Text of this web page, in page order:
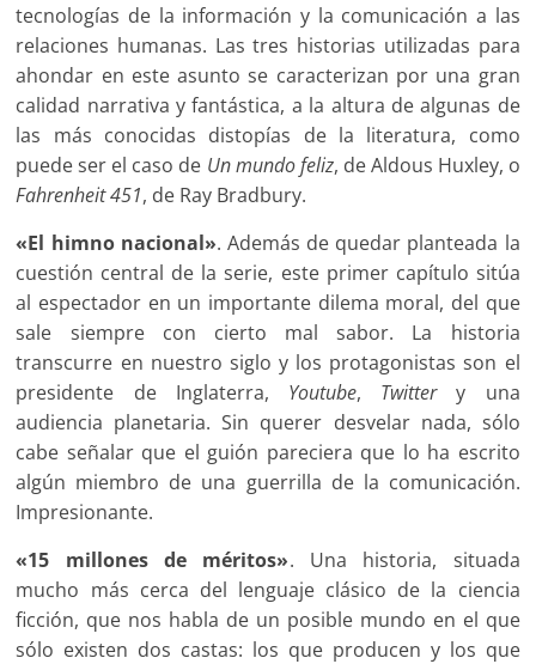
tecnologías de la información y la comunicación a las
relaciones humanas. Las tres historias utilizadas para
ahondar en este asunto se caracterizan por una gran
calidad narrativa y fantástica, a la altura de algunas de
las más conocidas distopías de la literatura, como
puede ser el caso de Un mundo feliz, de Aldous Huxley, o
Fahrenheit 451, de Ray Bradbury.
«El himno nacional». Además de quedar planteada la
cuestión central de la serie, este primer capítulo sitúa
al espectador en un importante dilema moral, del que
sale siempre con cierto mal sabor. La historia
transcurre en nuestro siglo y los protagonistas son el
presidente de Inglaterra, Youtube, Twittery una
audiencia planetaria. Sin querer desvelar nada, sólo
cabe señalar que el guión pareciera que lo ha escrito
algún miembro de una guerrilla de la comunicación.
Impresionante.
«15 millones de méritos». Una historia, situada
mucho más cerca del lenguaje clásico de la ciencia
ficción, que nos habla de un posible mundo en el que
sólo existen dos castas: los que producen y los que